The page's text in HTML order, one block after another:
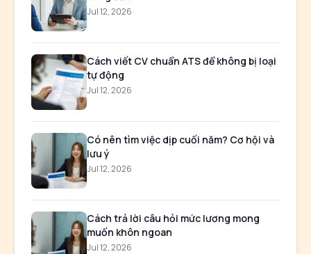
Jul 12, 2026
Cách viết CV chuẩn ATS để không bị loại
tự động
Jul 12, 2026
Có nên tìm việc dịp cuối năm? Cơ hội và
lưu ý
Jul 12, 2026
Cách trả lời câu hỏi mức lương mong
muốn khôn ngoan
Jul 12, 2026